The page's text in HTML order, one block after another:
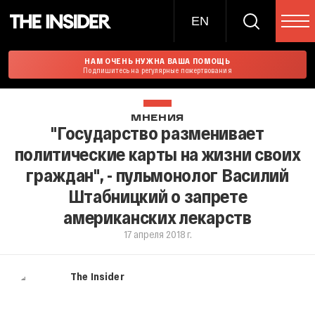
EN
НАМ ОЧЕНЬ НУЖНА ВАША ПОМОЩЬ
Подпишитесь на регулярные пожертвования
МНЕНИЯ
"Государство разменивает
политические карты на жизни своих
граждан", - пульмонолог Василий
Штабницкий о запрете
американских лекарств
17 апреля 2018 г.
The Insider